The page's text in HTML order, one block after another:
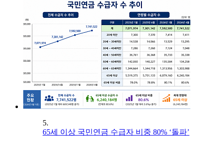
5.
65세 이상 국민연금 수급자 비중 80% ‘돌파’